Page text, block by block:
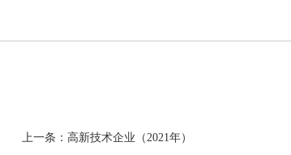
上一条：高新技术企业（2021年）